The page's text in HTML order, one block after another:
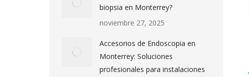
biopsia en Monterrey?
noviembre 27, 2025
Accesorios de Endoscopia en
Monterrey: Soluciones
profesionales para instalaciones